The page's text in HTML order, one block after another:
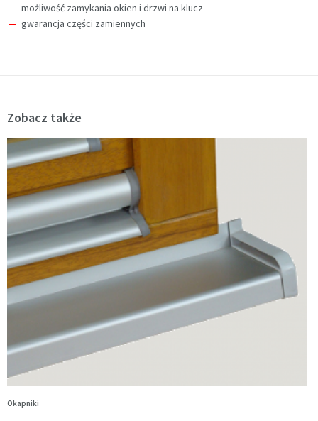
możliwość zamykania okien i drzwi na klucz
gwarancja części zamiennych
Zobacz także
Okapniki